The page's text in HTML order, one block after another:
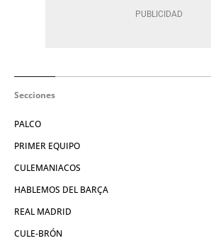
Secciones
PALCO
PRIMER EQUIPO
CULEMANIACOS
HABLEMOS DEL BARÇA
REAL MADRID
CULE-BRÓN